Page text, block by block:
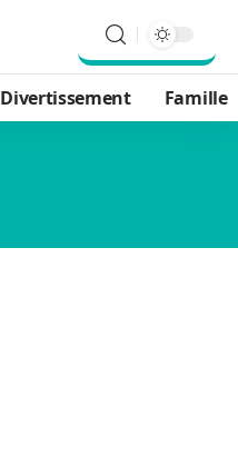
Divertissement Famille